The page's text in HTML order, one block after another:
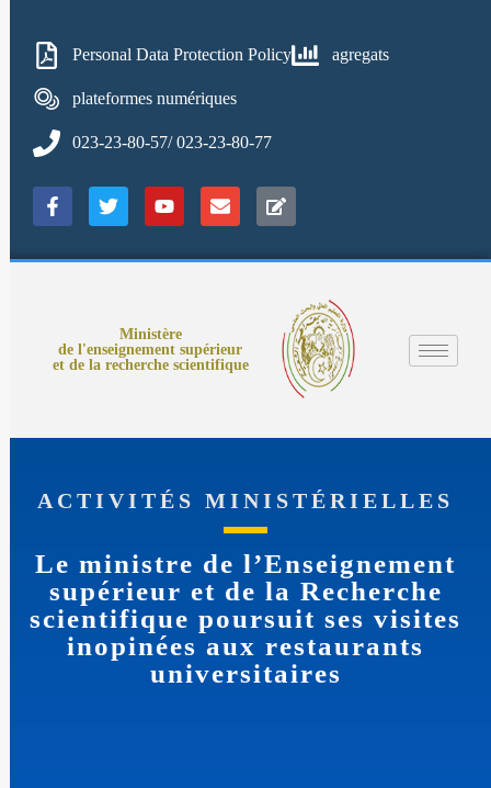
Personal Data Protection Policy agregats
plateformes numériques
023-23-80-57/ 023-23-80-77
Ministère
de l'enseignement supérieur
et de la recherche scientifique
ACTIVITÉS MINISTÉRIELLES
Le ministre de l’Enseignement
supérieur et de la Recherche
scientifique poursuit ses visites
inopinées aux restaurants
universitaires